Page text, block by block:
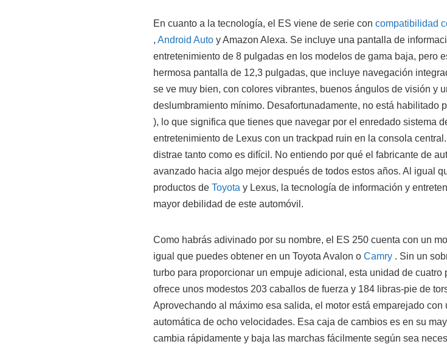
En cuanto a la tecnología, el ES viene de serie con compatibilidad
, Android Auto y Amazon Alexa. Se incluye una pantalla de
entretenimiento de 8 pulgadas en los modelos de gama baja, pero
hermosa pantalla de 12,3 pulgadas, que incluye navegación
se ve muy bien, con colores vibrantes, buenos ángulos de visión y
deslumbramiento mínimo. Desafortunadamente, no está habilitado
), lo que significa que tienes que navegar por el enredado sistema
entretenimiento de Lexus con un trackpad ruin en la consola
distrae tanto como es difícil. No entiendo por qué el fabricante de
avanzado hacia algo mejor después de todos estos años. Al igual
productos de Toyota y Lexus, la tecnología de información y
mayor debilidad de este automóvil.
Como habrás adivinado por su nombre, el ES 250 cuenta con un
igual que puedes obtener en un Toyota Avalon o Camry . Sin un
turbo para proporcionar un empuje adicional, esta unidad de cuatro
ofrece unos modestos 203 caballos de fuerza y 184 libras-pie de
Aprovechando al máximo esa salida, el motor está emparejado con
automática de ocho velocidades. Esa caja de cambios es en su
cambia rápidamente y baja las marchas fácilmente según sea